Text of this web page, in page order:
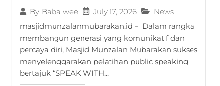
By Baba wee July 17, 2026
News
masjidmunzalanmubarakan.id – Dalam rangka
membangun generasi yang komunikatif dan
percaya diri, Masjid Munzalan Mubarakan sukses
menyelenggarakan pelatihan public speaking
bertajuk “SPEAK WITH...